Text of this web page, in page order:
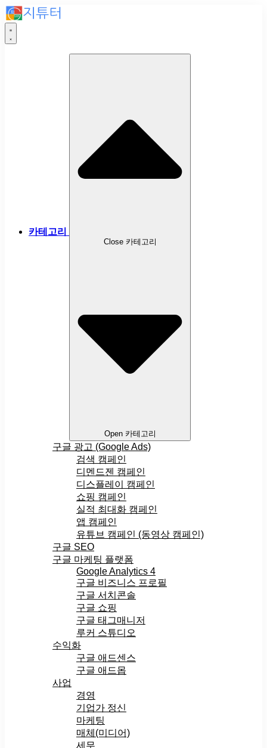
카테고리
Close 카테고리
Open 카테고리
구글 광고 (Google Ads)
검색 캠페인
디멘드젠 캠페인
디스플레이 캠페인
쇼핑 캠페인
실적 최대화 캠페인
앱 캠페인
유튜브 캠페인 (동영상 캠페인)
구글 SEO
구글 마케팅 플랫폼
Google Analytics 4
구글 비즈니스 프로필
구글 서치콘솔
구글 쇼핑
구글 태그매니저
루커 스튜디오
수익화
구글 애드센스
구글 애드몹
사업
경영
기업가 정신
마케팅
매체(미디어)
세무